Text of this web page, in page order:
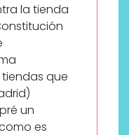
la tienda
que
un
es